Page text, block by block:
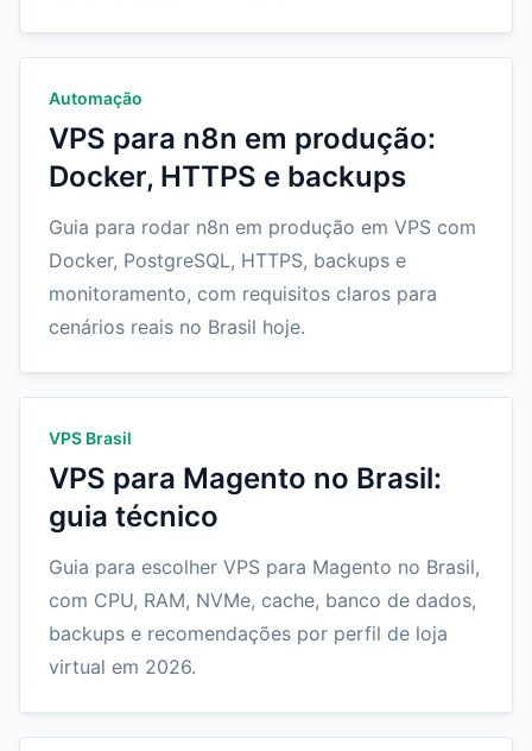
Automação
VPS para n8n em produção:
Docker, HTTPS e backups
Guia para rodar n8n em produção em VPS com
Docker, PostgreSQL, HTTPS, backups e
monitoramento, com requisitos claros para
cenários reais no Brasil hoje.
VPS Brasil
VPS para Magento no Brasil:
guia técnico
Guia para escolher VPS para Magento no Brasil,
com CPU, RAM, NVMe, cache, banco de dados,
backups e recomendações por perfil de loja
virtual em 2026.